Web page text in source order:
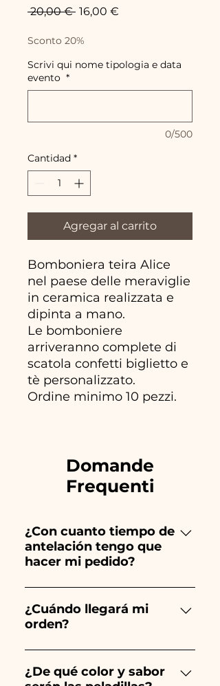
20,00 € Precio
16,00 €
Sconto 20%
Scrivi qui nome tipologia e data
evento *
0/500
Cantidad *
Agregar al carrito
Bomboniera teira Alice
nel paese delle meraviglie
in ceramica realizzata e
dipinta a mano.
Le bomboniere
arriveranno complete di
scatola confetti biglietto e
tè personalizzato.
Ordine minimo 10 pezzi.
Domande
Frequenti
¿Con cuanto tiempo de
antelación tengo que
hacer mi pedido?
Ceramiche Ania crea y pinta
totalmente a mano, ¡por lo que
su creación lleva mucho
por lo que siempre
¿Cuándo llegará mi
orden?
Se garantiza la recepción del
pedido 10/15 días antes del
¿De qué color y sabor